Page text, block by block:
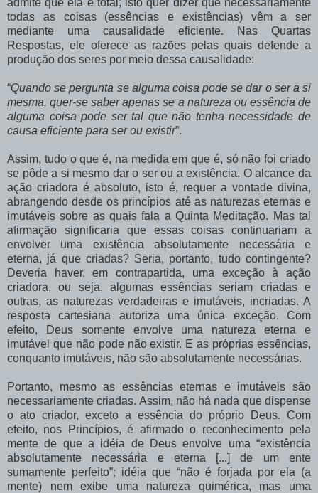
todas as coisas (essências e existências) vêm a ser
mediante uma causalidade eficiente. Nas Quartas
Respostas, ele oferece as razões pelas quais defende a
produção dos seres por meio dessa causalidade:
“Quando se pergunta se alguma coisa pode se dar o ser a si
mesma, quer-se saber apenas se a natureza ou essência de
alguma coisa pode ser tal que não tenha necessidade de
causa eficiente para ser ou existir”.
Assim, tudo o que é, na medida em que é, só não foi criado
se pôde a si mesmo dar o ser ou a existência. O alcance da
ação criadora é absoluto, isto é, requer a vontade divina,
abrangendo desde os princípios até as naturezas eternas e
imutáveis sobre as quais fala a Quinta Meditação. Mas tal
afirmação significaria que essas coisas continuariam a
envolver uma existência absolutamente necessária e
eterna, já que criadas? Seria, portanto, tudo contingente?
Deveria haver, em contrapartida, uma exceção à ação
criadora, ou seja, algumas essências seriam criadas e
outras, as naturezas verdadeiras e imutáveis, incriadas. A
resposta cartesiana autoriza uma única exceção. Com
efeito, Deus somente envolve uma natureza eterna e
imutável que não pode não existir. E as próprias essências,
conquanto imutáveis, não são absolutamente necessárias.
Portanto, mesmo as essências eternas e imutáveis são
necessariamente criadas. Assim, não há nada que dispense
o ato criador, exceto a essência do próprio Deus. Com
efeito, nos Princípios, é afirmado o reconhecimento pela
mente de que a idéia de Deus envolve uma “existência
absolutamente necessária e eterna [...] de um ente
sumamente perfeito”; idéia que “não é forjada por ela (a
mente) nem exibe uma natureza quimérica, mas uma